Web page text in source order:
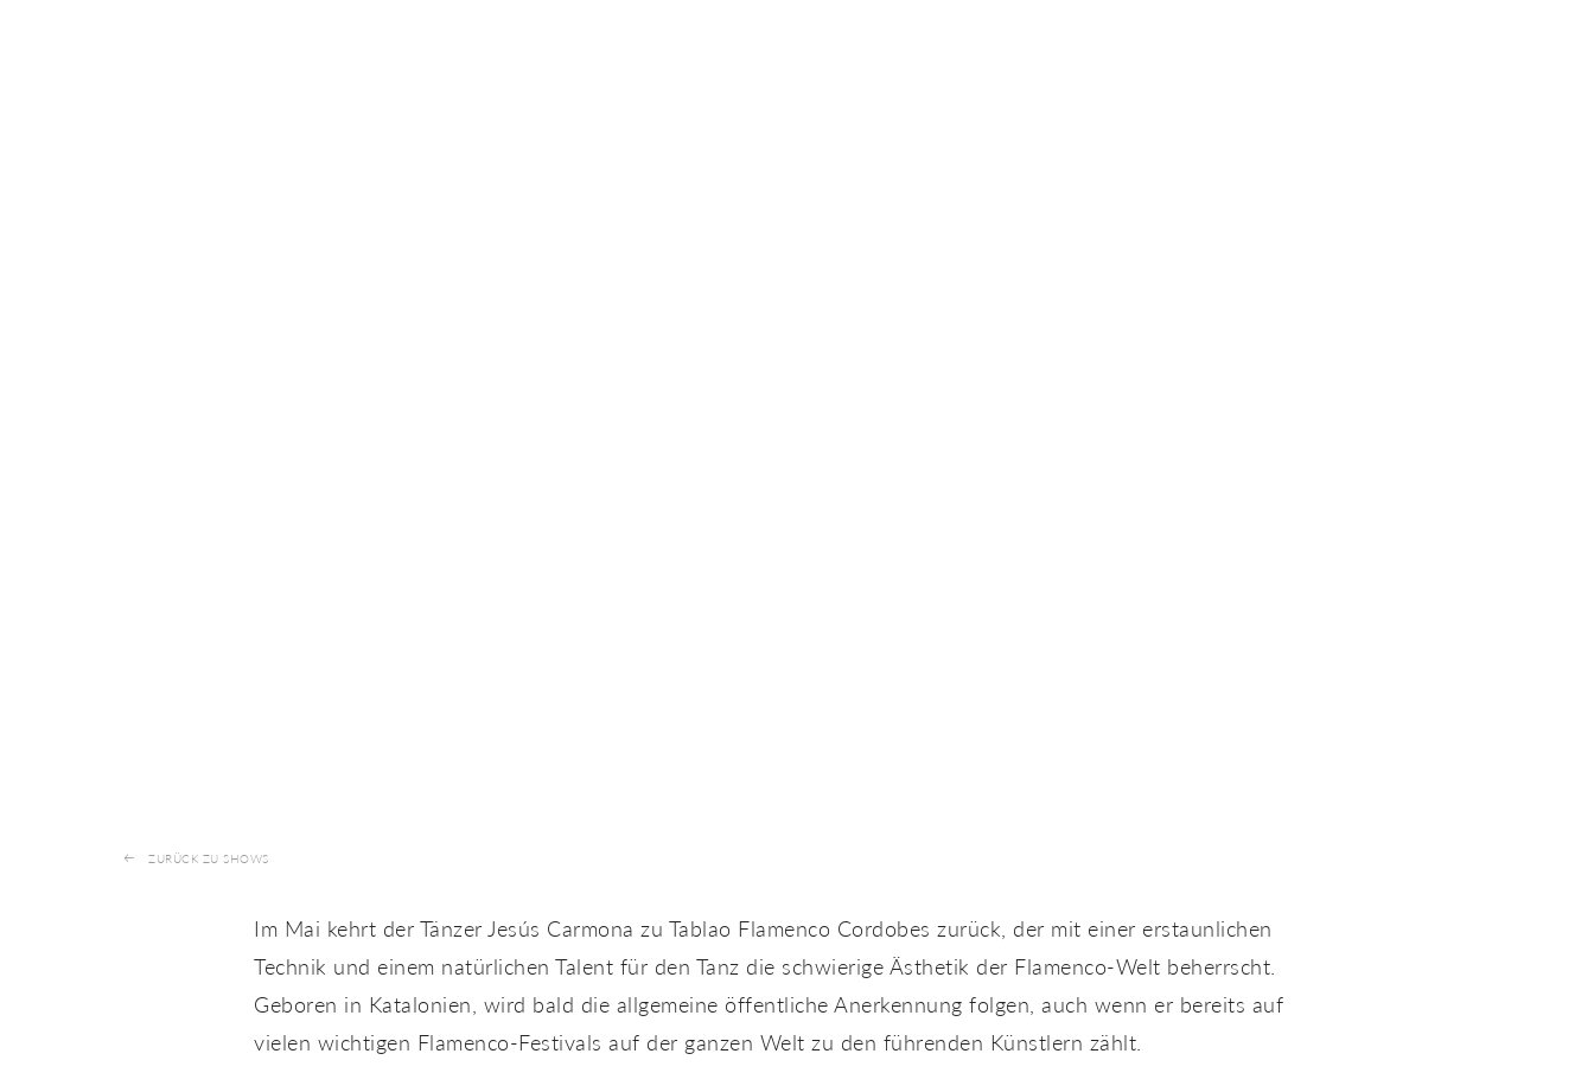
ZURÜCK ZU SHOWS
Im Mai kehrt der Tänzer Jesús Carmona zu Tablao Flamenco Cordobes zurück, der mit einer erstaunlichen
Technik und einem natürlichen Talent für den Tanz die schwierige Ästhetik der Flamenco-Welt beherrscht.
Geboren in Katalonien, wird bald die allgemeine öffentliche Anerkennung folgen, auch wenn er bereits auf
vielen wichtigen Flamenco-Festivals auf der ganzen Welt zu den führenden Künstlern zählt.